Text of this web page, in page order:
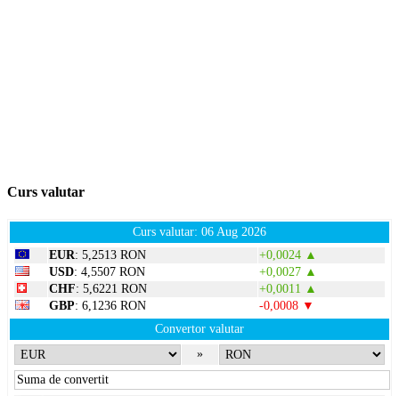
Curs valutar
Curs valutar: 06 Aug 2026
EUR: 5,2513 RON
+0,0024 ▲
USD: 4,5507 RON
+0,0027 ▲
CHF: 5,6221 RON
+0,0011 ▲
GBP: 6,1236 RON
-0,0008 ▼
Convertor valutar
»